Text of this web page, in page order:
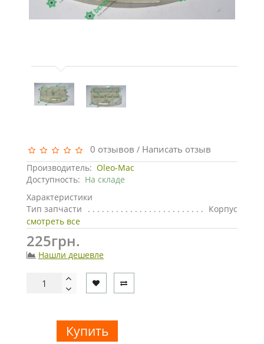
0 отзывов / Написать отзыв
Производитель: Oleo-Mac
Доступность: На складе
Характеристики
Тип запчасти
Корпус
смотреть все
225грн.
Нашли дешевле
Купить